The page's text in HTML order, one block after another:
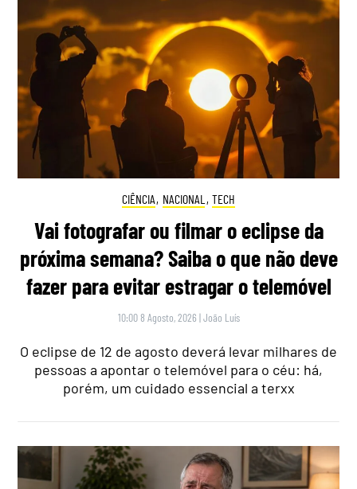
CIÊNCIA, NACIONAL , TECH
Vai fotografar ou filmar o eclipse da
próxima semana? Saiba o que não deve
fazer para evitar estragar o telemóvel
10:00 8 Agosto, 2026 |João Luís
O eclipse de 12 de agosto deverá levar milhares de
pessoas a apontar o telemóvel para o céu: há,
porém, um cuidado essencial a terxx